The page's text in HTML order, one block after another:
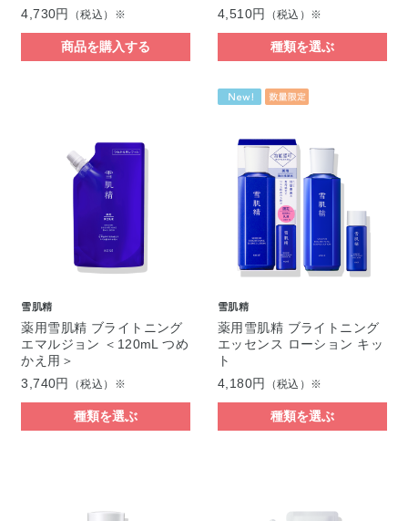
4,730円
（税込）※
商品を購入する
4,510円
（税込）※
種類を選ぶ
雪肌精
薬用雪肌精 ブライトニング
エマルジョン ＜120mL つめ
かえ用＞
3,740円
（税込）※
種類を選ぶ
雪肌精
薬用雪肌精 ブライトニング
エッセンス ローション キッ
ト
4,180円
（税込）※
種類を選ぶ